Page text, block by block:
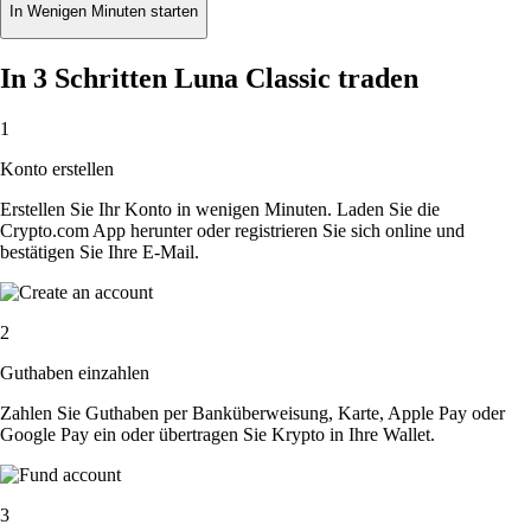
In Wenigen Minuten starten
In 3 Schritten Luna Classic traden
1
Konto erstellen
Erstellen Sie Ihr Konto in wenigen Minuten. Laden Sie die
Crypto.com App herunter oder registrieren Sie sich online und
bestätigen Sie Ihre E-Mail.
2
Guthaben einzahlen
Zahlen Sie Guthaben per Banküberweisung, Karte, Apple Pay oder
Google Pay ein oder übertragen Sie Krypto in Ihre Wallet.
3